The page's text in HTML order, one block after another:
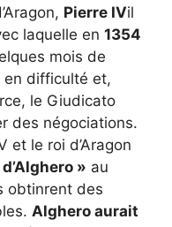
Pierre IVil
laquelle en 1354
mois de
en difficulté et,
le Giudicato
des négociations.
et le roi d’Aragon
» au
obtinrent des
Alghero aurait